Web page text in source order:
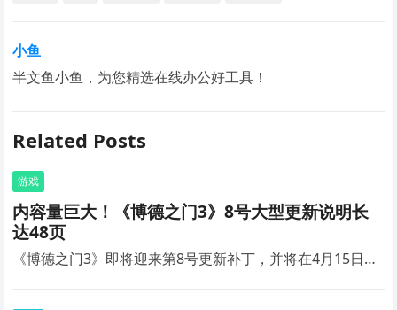
小鱼
半文鱼小鱼，为您精选在线办公好工具！
Related Posts
游戏
内容量巨大！《博德之门3》8号大型更新说明长
达48页
《博德之门3》即将迎来第8号更新补丁，并将在4月15日…